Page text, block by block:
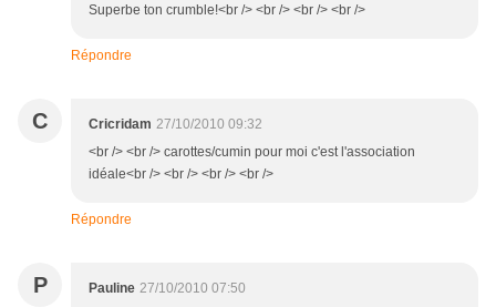
Superbe ton crumble!<br /> <br /> <br /> <br />
Répondre
C Cricridam 27/10/2010 09:32
<br /> <br /> carottes/cumin pour moi c'est l'association
idéale<br /> <br /> <br /> <br />
Répondre
P Pauline 27/10/2010 07:50